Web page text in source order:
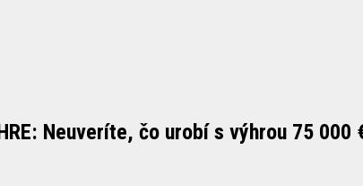
Neuveríte, čo urobí s výhrou 75 000